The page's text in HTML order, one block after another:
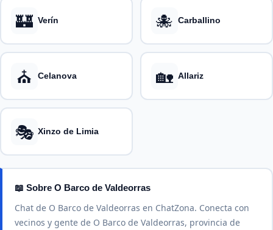
🏰 Verín 🐙 Carballino
⛪ Celanova 🏡 Allariz
🎭 Xinzo de Limia
📖 Sobre O Barco de Valdeorras
Chat de O Barco de Valdeorras en ChatZona. Conecta con
vecinos y gente de O Barco de Valdeorras, provincia de